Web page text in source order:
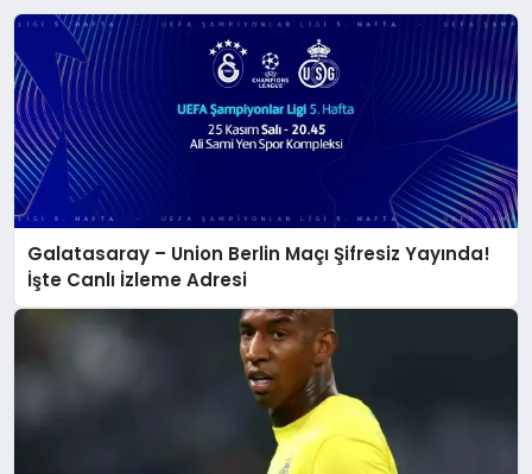
Galatasaray – Union Berlin Maçı Şifresiz Yayında!
İşte Canlı İzleme Adresi